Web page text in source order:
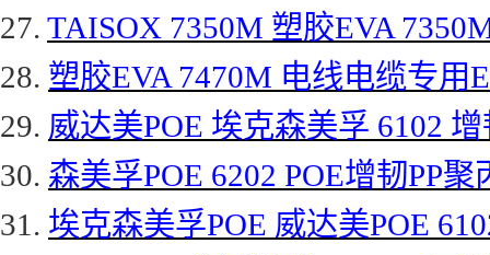
27. TAISOX 7350M 塑胶EVA
28. 塑胶EVA 7470M 电线电缆专用
29. 威达美POE 埃克森美孚 6102 增
30. 森美孚POE 6202 POE增韧PP
31. 埃克森美孚POE 威达美POE